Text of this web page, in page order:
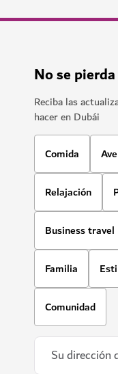
No se
Reciba las
hacer en Dubái
Comida
Relajación
Business travel
Familia
Comunidad